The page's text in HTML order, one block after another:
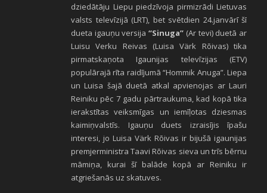
dziedātāju Liepu piedzīvoja pirmizrādi Lietuvas
valsts televīzijā (LRT), bet svētdien 24.janvārī šī
dueta igauņu versija“Sinuga” (Ar tevi) duetā ar
Luisu Verku Reivas (Luisa Värk Rõivas) tika
pirmatskaņota Igaunijas televīzijas (ETV)
populārajā rīta raidījumā “Hommik Anuga”. Liepa
un Luisa šajā duetā atkal apvienojas ar Lauri
Reiniku pēc 7 gadu pārtraukuma, kad kopā tika
ierakstītas veiksmīgas un iemīļotas dziesmas
kaimiņvalstīs. Igauņu duets izraisījis īpašu
interesi, jo Luisa Värk Rõivas ir bijušā igaunijas
premjerministra Taavi Rõivas sieva un trīs bērnu
māmiņa, kurai šī balāde kopā ar Reiniku ir
atgriešanās uz skatuves.